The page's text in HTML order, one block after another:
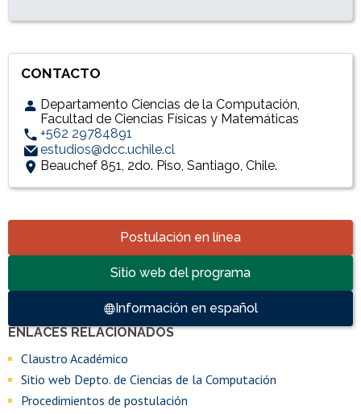
Accesos directosPostulación en línea
Sitio web del programa
Información en español
Enlaces y documentos de interés
ENLACES RELACIONADOS
Claustro Académico
Sitio web Depto. de Ciencias de la Computación
Procedimientos de postulación
CONTACTO
Departamento Ciencias de la Computación,
Facultad de Ciencias Físicas y Matemáticas
+562 29784891
estudios@dcc.uchile.cl
Beauchef 851, 2do. Piso, Santiago, Chile.